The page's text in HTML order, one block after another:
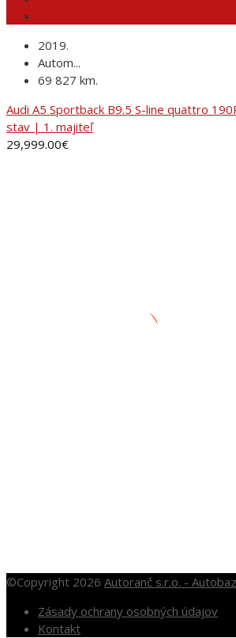
2019.
Autom...
69 827 km.
Audi A5 Sportback B9.5 S-line quattro
stav | 1. majiteľ
29,999.00€
©Copyright 2026 Autoranč s.r.o. -
Zásady ochrany osobných údajov
Kontakt